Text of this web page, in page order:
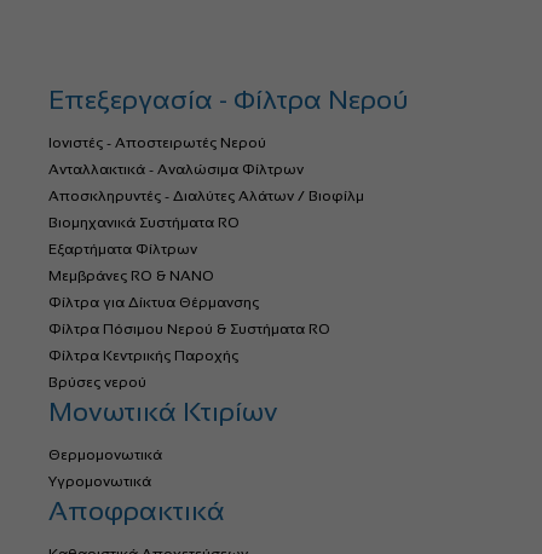
Επεξεργασία - Φίλτρα Νερού
Ιονιστές - Αποστειρωτές Νερού
Ανταλλακτικά - Αναλώσιμα Φίλτρων
Αποσκληρυντές - Διαλύτες Αλάτων / Βιοφίλμ
Βιομηχανικά Συστήματα RO
Εξαρτήματα Φίλτρων
Μεμβράνες RO & NANO
Φίλτρα για Δίκτυα Θέρμανσης
Φίλτρα Πόσιμου Νερού & Συστήματα RO
Φίλτρα Κεντρικής Παροχής
Βρύσες νερού
Μονωτικά Κτιρίων
Θερμομονωτικά
Υγρομονωτικά
Αποφρακτικά